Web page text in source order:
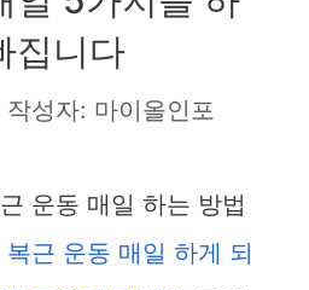
집니다
작성자: 마이올인포
운동 매일 하는 방법
복근 운동 매일 하게 되